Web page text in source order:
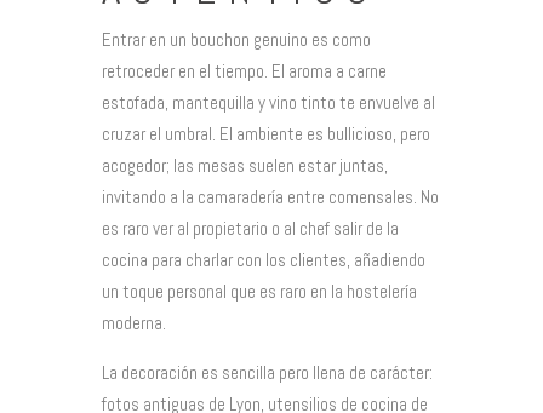
Entrar en un bouchon genuino es como
retroceder en el tiempo. El aroma a carne
estofada, mantequilla y vino tinto te envuelve al
cruzar el umbral. El ambiente es bullicioso, pero
acogedor; las mesas suelen estar juntas,
invitando a la camaradería entre comensales. No
es raro ver al propietario o al chef salir de la
cocina para charlar con los clientes, añadiendo
un toque personal que es raro en la hostelería
moderna.
La decoración es sencilla pero llena de carácter:
fotos antiguas de Lyon, utensilios de cocina de